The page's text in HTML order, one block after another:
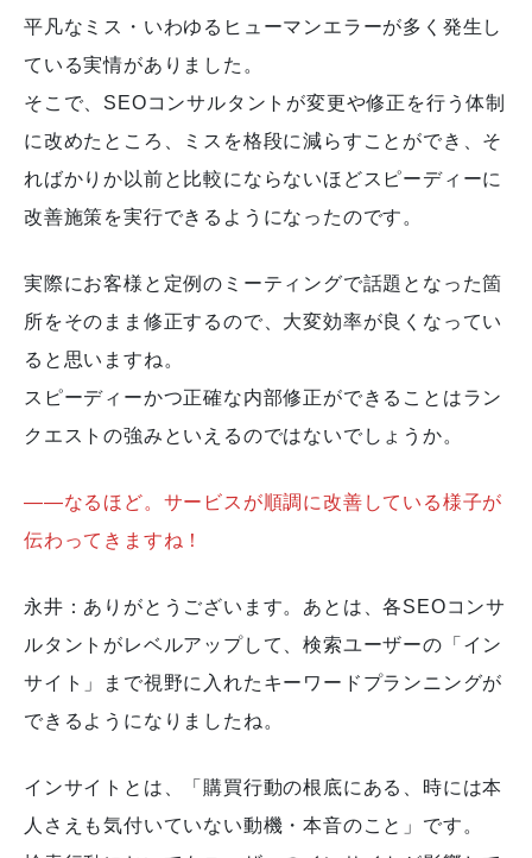
平凡なミス・いわゆるヒューマンエラーが多く発生し
ている実情がありました。
そこで、SEOコンサルタントが変更や修正を行う体制
に改めたところ、ミスを格段に減らすことができ、そ
ればかりか以前と比較にならないほどスピーディーに
改善施策を実行できるようになったのです。
実際にお客様と定例のミーティングで話題となった箇
所をそのまま修正するので、大変効率が良くなってい
ると思いますね。
スピーディーかつ正確な内部修正ができることはラン
クエストの強みといえるのではないでしょうか。
――なるほど。サービスが順調に改善している様子が
伝わってきますね！
永井：ありがとうございます。あとは、各SEOコンサ
ルタントがレベルアップして、検索ユーザーの「イン
サイト」まで視野に入れたキーワードプランニングが
できるようになりましたね。
インサイトとは、「購買行動の根底にある、時には本
人さえも気付いていない動機・本音のこと」です。